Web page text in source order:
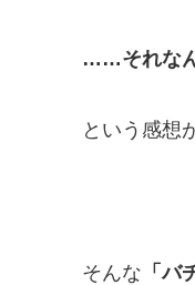
……それな
という感想
そんな 「